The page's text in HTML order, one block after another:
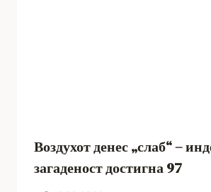
Воздухот денес „слаб“ –
загаденост достигна 97